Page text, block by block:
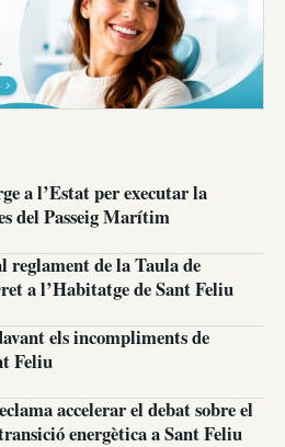
a l’Estat per executar la
del Passeig Marítim
reglament de la Taula de
a l’Habitatge de Sant Feliu
els incompliments de
Feliu
accelerar el debat sobre el
energètica a Sant Feliu